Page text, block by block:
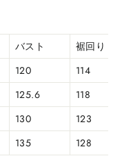
バスト
裾回り
120
114
125.6
118
130
123
135 128